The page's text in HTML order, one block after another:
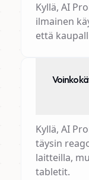
Kyllä, AI
ilmainen
että
Voinko
Kyllä, AI
täysin
laitteilla,
tabletit.